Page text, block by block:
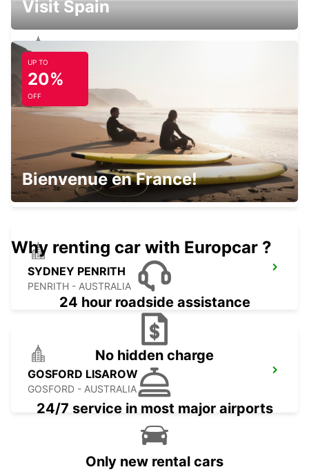
SYDNEY MILPERRA
MILPERRA - AUSTRALIA
SYDNEY CAMPBELLTOWN
CAMPBELLTOWN - AUSTRALIA
SYDNEY PENRITH
PENRITH - AUSTRALIA
GOSFORD LISAROW
GOSFORD - AUSTRALIA
Visit Spain
UP TO
20%
OFF
Bienvenue en France!
Why renting car with Europcar ?
24 hour roadside assistance
No hidden charge
24/7 service in most major airports
Only new rental cars